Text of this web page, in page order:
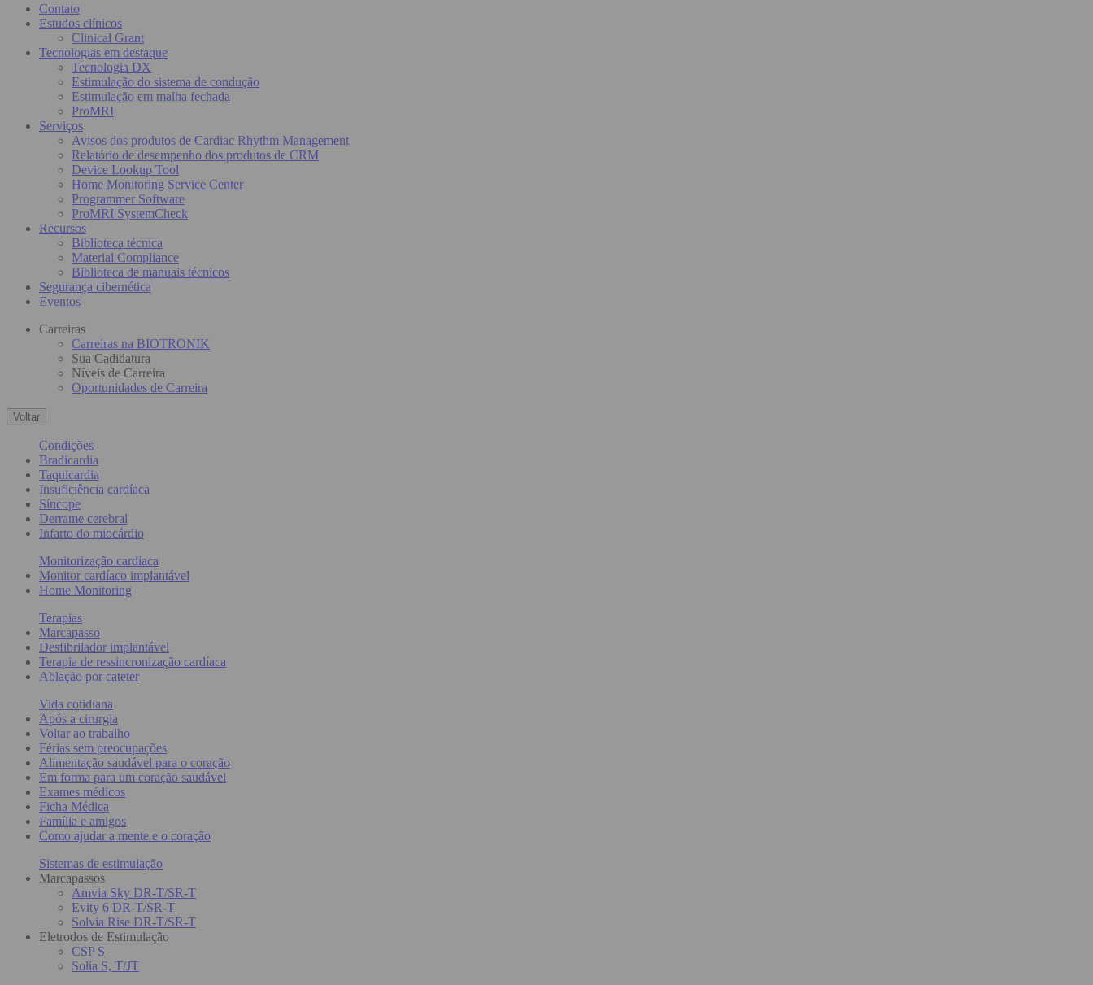
Contato
Estudos clínicos
Clinical Grant
Tecnologias em destaque
Tecnologia DX
Estimulação do sistema de condução
Estimulação em malha fechada
ProMRI
Serviços
Avisos dos produtos de Cardiac Rhythm Management
Relatório de desempenho dos produtos de CRM
Device Lookup Tool
Home Monitoring Service Center
Programmer Software
ProMRI SystemCheck
Recursos
Biblioteca técnica
Material Compliance
Biblioteca de manuais técnicos
Segurança cibernética
Eventos
Carreiras
Carreiras na BIOTRONIK
Sua Cadidatura
Níveis de Carreira
Oportunidades de Carreira
Voltar
Condições
Bradicardia
Taquicardia
Insuficiência cardíaca
Síncope
Derrame cerebral
Infarto do miocárdio
Monitorização cardíaca
Monitor cardíaco implantável
Home Monitoring
Terapias
Marcapasso
Desfibrilador implantável
Terapia de ressincronização cardíaca
Ablação por cateter
Vida cotidiana
Após a cirurgia
Voltar ao trabalho
Férias sem preocupações
Alimentação saudável para o coração
Em forma para um coração saudável
Exames médicos
Ficha Médica
Família e amigos
Como ajudar a mente e o coração
Sistemas de estimulação
Marcapassos
Amvia Sky DR-T/SR-T
Evity 6 DR-T/SR-T
Solvia Rise DR-T/SR-T
Eletrodos de Estimulação
CSP S
Solia S, T/JT